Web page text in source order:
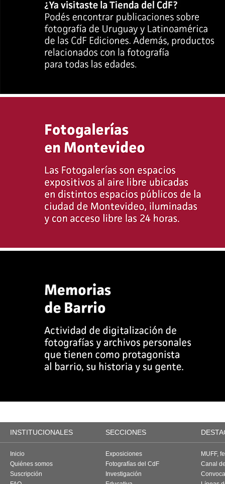
INSTITUCIONALES SECCIONES
Inicio
Quiénes somos
Suscripción
Exposiciones
Fotografías del CdF
Investigación
MUFF,
Canal